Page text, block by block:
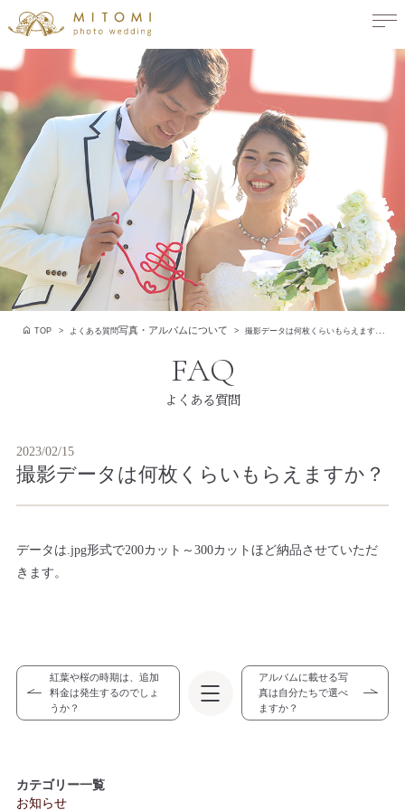
TOP よくある質問写真・アルバムについて 撮影データは何枚くらいもらえますか？
よくある質問
2023/02/15
撮影データは何枚くらいもらえますか？
データは.jpg形式で200カット～300カットほど納品させていただ
きます。
紅葉や桜の時期は、追加
料金は発生するのでしょ
うか？
アルバムに載せる写
真は自分たちで選べ
ますか？
カテゴリー一覧
お知らせ